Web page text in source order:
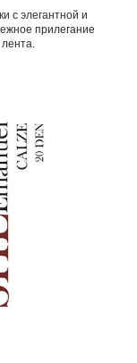
с элегантной и
прилегание